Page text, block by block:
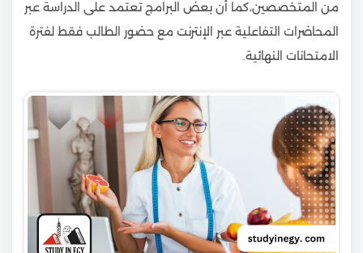
من المتخصصين،كما أن بعض البرامج تعتمد على الدراسة عبر
المحاضرات التفاعلية عبر الإنترنت مع حضور الطالب فقط لفترة
الامتحانات النهائية.